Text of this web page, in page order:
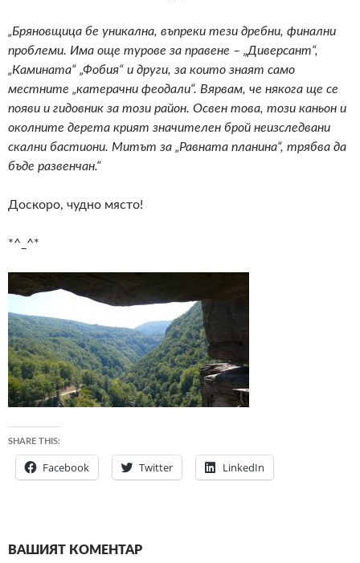
„Бряновщица бе уникална, въпреки тези дребни, финални
проблеми. Има още турове за правене – „Диверсант“,
„Камината“ „Фобия“ и други, за които знаят само
местните „катерачни феодали“. Вярвам, че някога ще се
появи и гидовник за този район. Освен това, този каньон и
околните дерета крият значителен брой неизследвани
скални бастиони. Митът за „Равната планина“, трябва да
бъде развенчан.“
Доскоро, чудно място!
*^_^*
SHARE THIS:
Facebook Twitter LinkedIn
ВАШИЯТ КОМЕНТАР